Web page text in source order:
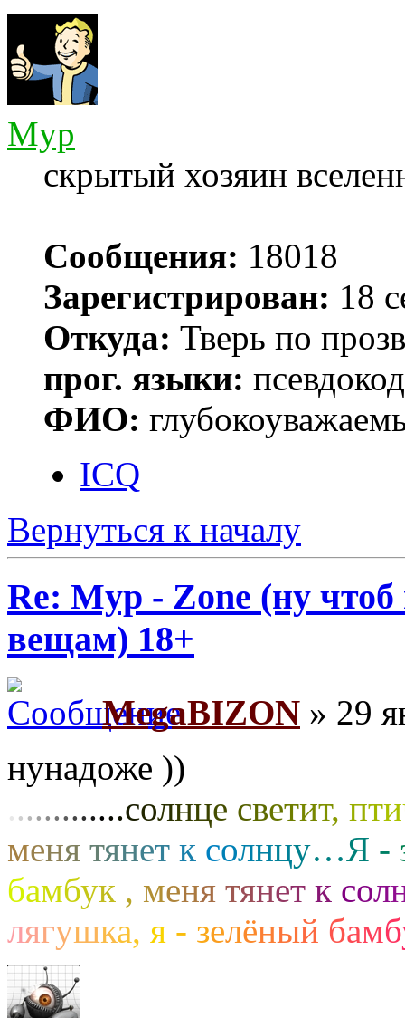
Myp
скрытый хозяин
Сообщения: 18018
Зарегистрирован: 18
Откуда: Тверь по
прог. языки:
ФИО:
ICQ
Вернуться к началу
Re: Myp - Zone (ну
вещам) 18+
MegaBIZON » 29
нунадоже ))
............солнце светит, пти
меня тянет к солнцу…Я -
бамбук , меня тянет к сол
лягушка, я - зелёный бамб